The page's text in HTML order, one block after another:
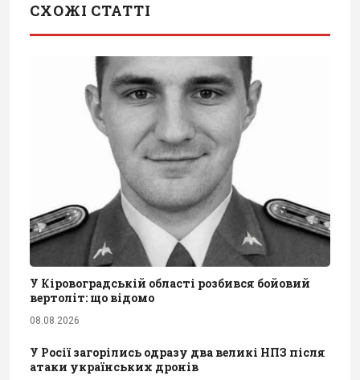
СХОЖІ СТАТТІ
У Кіровоградській області розбився бойовий
вертоліт: що відомо
08.08.2026
У Росії загорілись одразу два великі НПЗ після
атаки українських дронів